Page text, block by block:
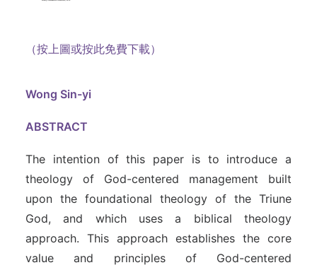
（按上圖或按此免費下載）
Wong Sin-yi
ABSTRACT
The intention of this paper is to introduce a
theology of God-centered management built
upon the foundational theology of the Triune
God, and which uses a biblical theology
approach. This approach establishes the core
value and principles of God-centered